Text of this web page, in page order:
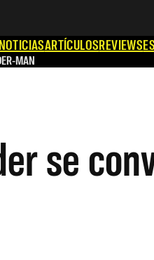
NOTICIASARTÍCULOSREVIEWS
MAN
se